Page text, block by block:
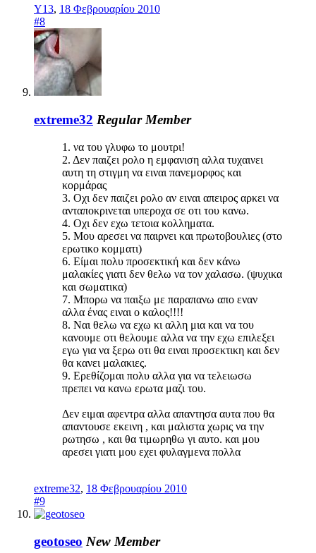
Y13, 18 Φεβρουαρίου 2010
#8
extreme32 Regular Member
1. να του γλυφω το μουτρι!
2. Δεν παιζει ρολο η εμφανιση αλλα τυχαινει
αυτη τη στιγμη να ειναι πανεμορφος και
κορμάρας
3. Οχι δεν παιζει ρολο αν ειναι απειρος αρκει να
ανταποκρινεται υπεροχα σε οτι του κανω.
4. Οχι δεν εχω τετοια κολληματα.
5. Μου αρεσει να παιρνει και πρωτοβουλιες (στο
ερωτικο κομματι)
6. Είμαι πολυ προσεκτική και δεν κάνω
μαλακίες γιατι δεν θελω να τον χαλασω. (ψυχικα
και σωματικα)
7. Μπορω να παιξω με παραπανω απο εναν
αλλα ένας ειναι ο καλος!!!!
8. Ναι θελω να εχω κι αλλη μια και να του
κανουμε οτι θελουμε αλλα να την εχω επιλεξει
εγω για να ξερω οτι θα ειναι προσεκτικη και δεν
θα κανει μαλακιες.
9. Ερεθίζομαι πολυ αλλα για να τελειωσω
πρεπει να κανω ερωτα μαζι του.
Δεν ειμαι αφεντρα αλλα απαντησα αυτα που θα
απαντουσε εκεινη , και μαλιστα χωρις να την
ρωτησω , και θα τιμωρηθω γι αυτο. και μου
αρεσει γιατι μου εχει φυλαγμενα πολλα
extreme32, 18 Φεβρουαρίου 2010
#9
geotoseo New Member